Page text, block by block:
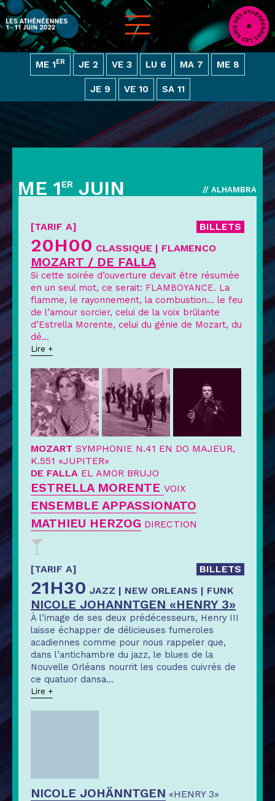
ME 1ER JE 2 VE 3 LU 6 MA 7 ME 8
JE 9 VE 10 SA 11
// ALHAMBRA
ME 1ER JUIN
[TARIF A] BILLETS
20H00 CLASSIQUE | FLAMENCO
MOZART / DE FALLA
Si cette soirée d’ouverture devait être résumée
en un seul mot, ce serait: FLAMBOYANCE. La
flamme, le rayonnement, la combustion… le feu
de l’amour sorcier, celui de la voix brûlante
d’Estrella Morente, celui du génie de Mozart, du
dé...
Lire +
MOZART SYMPHONIE N.41 EN DO MAJEUR,
K.551 «JUPITER»
DE FALLA EL AMOR BRUJO
ESTRELLA MORENTE VOIX
ENSEMBLE APPASSIONATO
MATHIEU HERZOG DIRECTION
[TARIF A] BILLETS
21H30 JAZZ | NEW ORLEANS | FUNK
NICOLE JOHANNTGEN «HENRY 3»
À l’image de ses deux prédécesseurs, Henry III
laisse échapper de délicieuses fumeroles
acadiennes comme pour nous rappeler que,
dans l’antichambre du jazz, le blues de la
Nouvelle Orléans nourrit les coudes cuivrés de
ce quatuor dansa...
Lire +
NICOLE JOHÄNNTGEN «HENRY 3»